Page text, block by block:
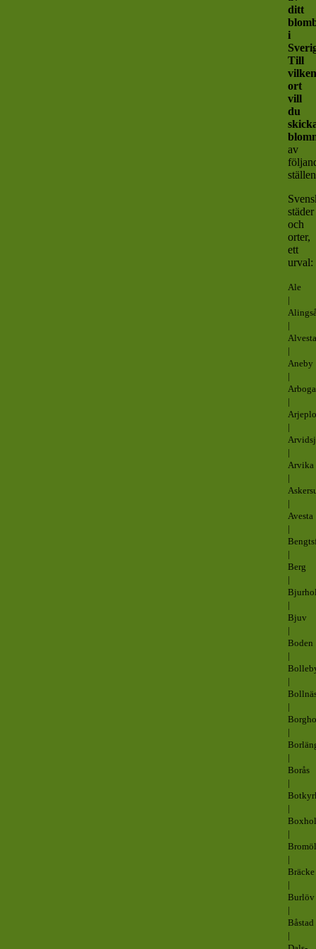
ditt
i
Till
vilken
ort
vill
du
av
städer
och
orter,
ett
urval:
Ale
|
|
Alvesta
|
Aneby
|
Arboga
|
|
|
Arvika
|
|
Avesta
|
|
Berg
|
|
Bjuv
|
Boden
|
|
|
|
|
Borås
|
|
|
|
Bräcke
|
Burlöv
|
Båstad
|